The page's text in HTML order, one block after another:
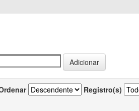
Registro(s)